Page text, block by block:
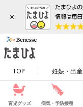
×
TOP 妊娠・出産
育児グッズ 病気・予防接種